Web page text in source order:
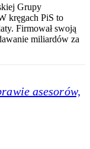
Grupy
kręgach PiS to
Firmował swoją
miliardów za
asesorów,